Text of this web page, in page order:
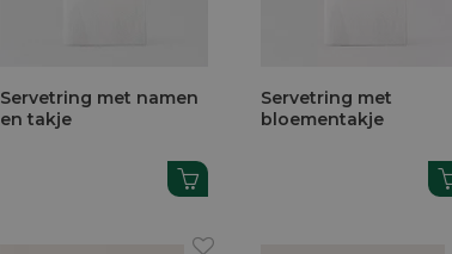
Servetring met namen
en takje
Servetring met
bloementakje